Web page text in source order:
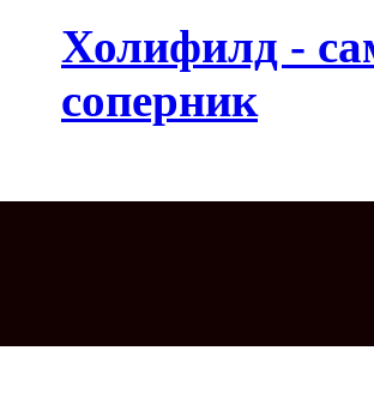
Холифилд -
соперник